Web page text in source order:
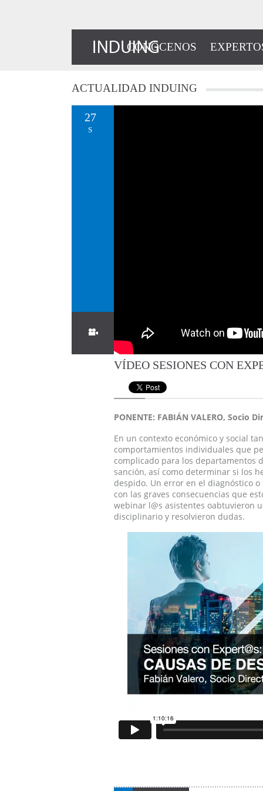
CONÓCENOS
ACTUALIDAD INDUING
27
S
VÍDEO SESIONES CON
PONENTE: FABIÁN VALERO, Socio
En un contexto económico y social
comportamientos individuales que
complicado para los departamentos
sanción, así como determinar si los
despido. Un error en el diagnóstico
con las graves consecuencias que
webinar l@s asistentes oabtuvieron
disciplinario y resolvieron dudas.